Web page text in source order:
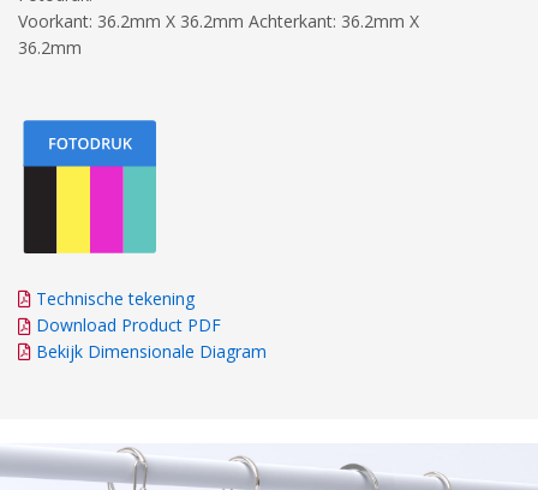
Voorkant: 36.2mm X 36.2mm Achterkant: 36.2mm X
36.2mm
Technische tekening
Download Product PDF
Bekijk Dimensionale Diagram